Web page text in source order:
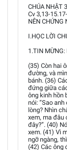
CHÚA NHẬT
Cv 3,13-
NÊN CHỨNG
I.HỌC LỜI
1.TIN
(35) Còn hai
đường, và
bánh. (36)
đứng giữa
ông kinh hồn
nói: “Sao
lòng? Nhìn
xem, ma đâu
đây?”. (40)
xem. (41) Vì
ngỡ ngàng,
(42) Các ông